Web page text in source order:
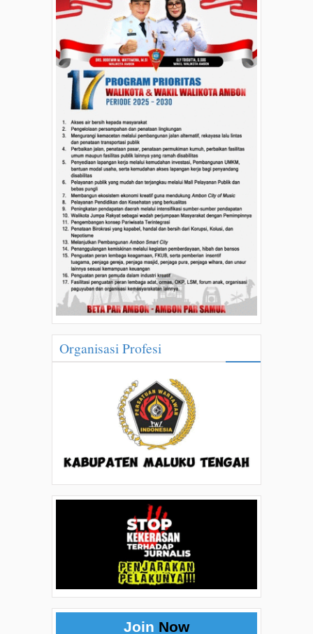
Organisasi Profesi
Join Now